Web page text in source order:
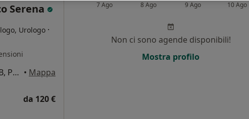
Serena
Urologo ·
Via Fabrici G.D Acquapendente, 4/B, Padova • Mappa
da 120 €
7 Ago 8 Ago 9 Ago 10 Ago
Non ci sono agende disponibili!
Mostra profilo